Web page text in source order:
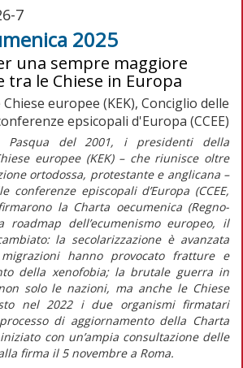
7
2025
una sempre maggiore
tra le Chiese in Europa
europee (KEK), Conciglio delle
epsicopali d'Europa (CCEE)
Pasqua del 2001, i presidenti della
europee (KEK) – che riunisce oltre
ortodossa, protestante e anglicana –
conferenze episcopali d’Europa (CCEE,
la Charta oecumenica (Regno-
roadmap dell’ecumenismo europeo, il
la secolarizzazione è avanzata
hanno provocato fratture e
della xenofobia; la brutale guerra in
solo le nazioni, ma anche le Chiese
nel 2022 i due organismi firmatari
di aggiornamento della Charta
con un’ampia consultazione delle
firma il 5 novembre a Roma.